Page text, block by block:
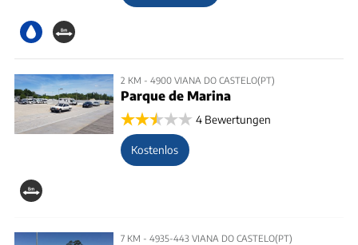
2 KM - 4900 VIANA DO CASTELO(PT)
Parque de Marina
4 Bewertungen
Kostenlos
7 KM - 4935-443 VIANA DO CASTELO(PT)